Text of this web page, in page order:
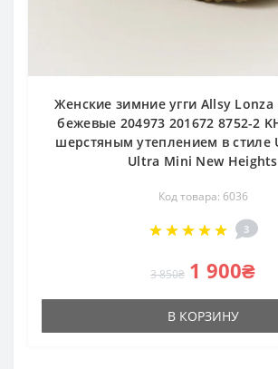
Женские зимние угги Allsy Lonza
бежевые 204973 201672 8752-2
шерстяным утеплением в стиле
Ultra Mini New Heights
Код товара: 6036
3
3 850₴ 1 900₴
В КОРЗИНУ